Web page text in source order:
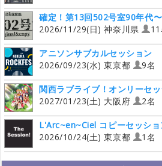
確定！第13回502号室90年代
2026/11/29(日) 神奈川県
11
アニソンサブカルセッション
2026/09/23(水) 東京都
9名
関西ラブライブ！オンリーセ
2027/01/23(土) 大阪府
2名
L'Arc~en~Ciel コピーセッシ
2026/10/24(土) 東京都
1名